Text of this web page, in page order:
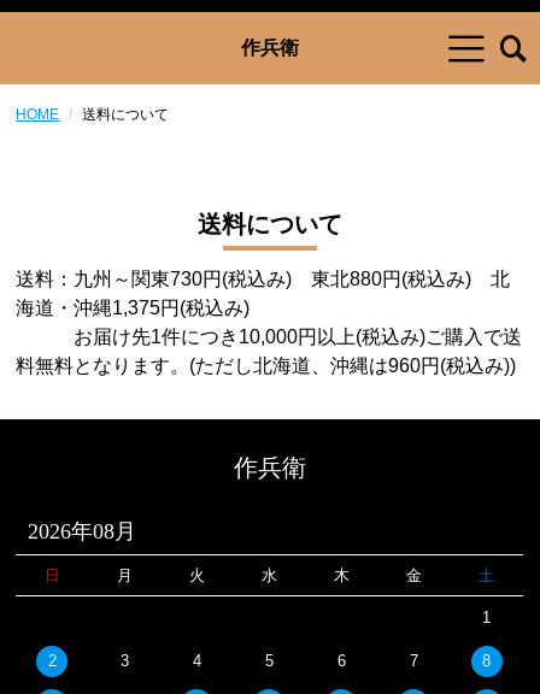
作兵衛
HOME 送料について
送料について
送料：九州～関東730円(税込み) 東北880円(税込み) 北
海道・沖縄1,375円(税込み)
お届け先1件につき10,000円以上(税込み)ご購入で送
料無料となります。(ただし北海道、沖縄は960円(税込み))
作兵衛
2026年08月
日 月 火 水 木 金 土
1
2 3 4 5 6 7 8